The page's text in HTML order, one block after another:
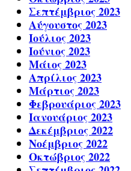
Σεπτέμβριος 2023
Αύγουστος 2023
Ιούλιος 2023
Ιούνιος 2023
Μάιος 2023
Απρίλιος 2023
Μάρτιος 2023
Φεβρουάριος 2023
Ιανουάριος 2023
Δεκέμβριος 2022
Νοέμβριος 2022
Οκτώβριος 2022